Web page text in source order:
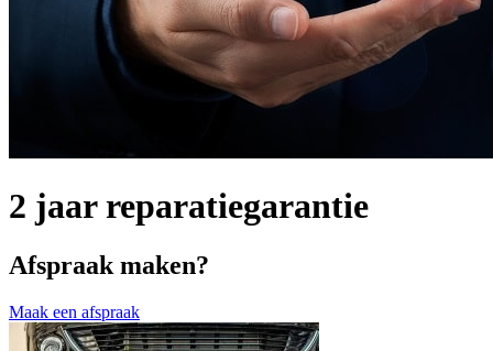
2 jaar reparatiegarantie
Afspraak maken?
Maak een afspraak